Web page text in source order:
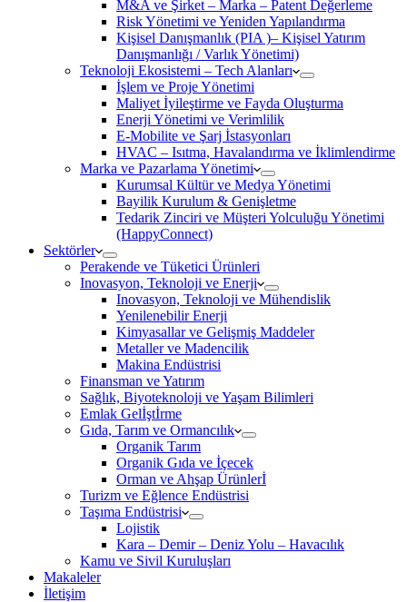
M&A ve Şirket – Marka – Patent Değerleme
Risk Yönetimi ve Yeniden Yapılandırma
Kişisel Danışmanlık (PIA )– Kişisel Yatırım
Danışmanlığı / Varlık Yönetimi)
Teknoloji Ekosistemi – Tech Alanları
İşlem ve Proje Yönetimi
Maliyet İyileştirme ve Fayda Oluşturma
Enerji Yönetimi ve Verimlilik
E-Mobilite ve Şarj İstasyonları
HVAC – Isıtma, Havalandırma ve İklimlendirme
Marka ve Pazarlama Yönetimi
Kurumsal Kültür ve Medya Yönetimi
Bayilik Kurulum & Genişletme
Tedarik Zinciri ve Müşteri Yolculuğu Yönetimi
(HappyConnect)
Sektörler
Perakende ve Tüketici Ürünleri
Inovasyon, Teknoloji ve Enerji
Inovasyon, Teknoloji ve Mühendislik
Yenilenebilir Enerji
Kimyasallar ve Gelişmiş Maddeler
Metaller ve Madencilik
Makina Endüstrisi
Finansman ve Yatırım
Sağlık, Biyoteknoloji ve Yaşam Bilimleri
Emlak Gelİştİrme
Gıda, Tarım ve Ormancılık
Organik Tarım
Organik Gıda ve İçecek
Orman ve Ahşap Ürünlerİ
Turizm ve Eğlence Endüstrisi
Taşıma Endüstrisi
Lojistik
Kara – Demir – Deniz Yolu – Havacılık
Kamu ve Sivil Kuruluşları
Makaleler
İletişim